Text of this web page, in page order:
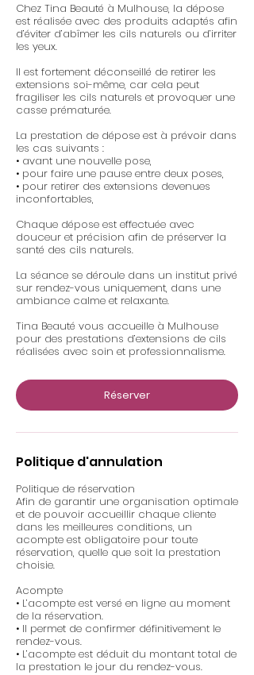
Chez Tina Beauté à Mulhouse, la dépose
est réalisée avec des produits adaptés afin
d’éviter d’abîmer les cils naturels ou d’irriter
les yeux.
Il est fortement déconseillé de retirer les
extensions soi-même, car cela peut
fragiliser les cils naturels et provoquer une
casse prématurée.
La prestation de dépose est à prévoir dans
les cas suivants :
• avant une nouvelle pose,
• pour faire une pause entre deux poses,
• pour retirer des extensions devenues
inconfortables,
Chaque dépose est effectuée avec
douceur et précision afin de préserver la
santé des cils naturels.
La séance se déroule dans un institut privé
sur rendez-vous uniquement, dans une
ambiance calme et relaxante.
Tina Beauté vous accueille à Mulhouse
pour des prestations d’extensions de cils
réalisées avec soin et professionnalisme.
Réserver
Politique d'annulation
Politique de réservation
Afin de garantir une organisation optimale
et de pouvoir accueillir chaque cliente
dans les meilleures conditions, un
acompte est obligatoire pour toute
réservation, quelle que soit la prestation
choisie.
Acompte
• L’acompte est versé en ligne au moment
de la réservation.
• Il permet de confirmer définitivement le
rendez-vous.
• L’acompte est déduit du montant total de
la prestation le jour du rendez-vous.